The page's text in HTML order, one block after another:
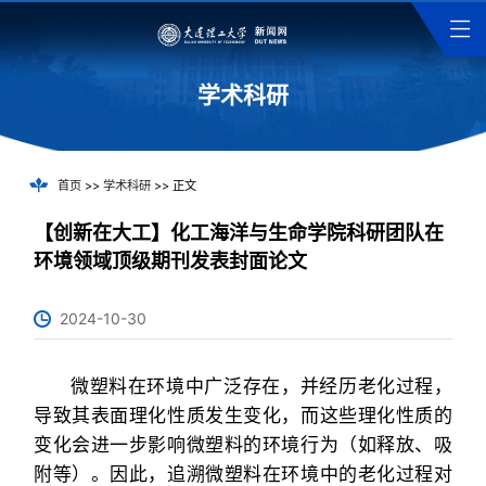
学术科研
首页>> 学术科研>> 正文
【创新在大工】化工海洋与生命学院科研团队在
环境领域顶级期刊发表封面论文
2024-10-30
微塑料在环境中广泛存在，并经历老化过程，
导致其表面理化性质发生变化，而这些理化性质的
变化会进一步影响微塑料的环境行为（如释放、吸
附等）。因此，追溯微塑料在环境中的老化过程对